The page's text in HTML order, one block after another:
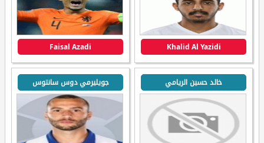
Khalid Al Yazidi
Faisal Azadi
خالد حسين الريامي جويليرمي دوس سانتوس